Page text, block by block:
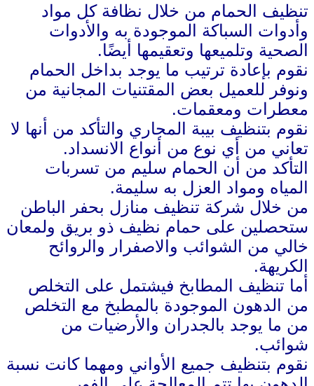
تنظيف الحمام من خلال نظافة كل مواد
وأدوات السباكة الموجودة به والأدوات
الصحية وتلميعها وتعقيمها أيضًا.
نقوم بإعادة ترتيب ما يوجد بداخل الحمام
ونوفر للعميل بعض المقتنيات المجانية من
معطرات ومعقمات.
نقوم بتنظيف بيبة المجاري والتأكد من أنها لا
تعاني من أي نوع من أنواع الانسداد.
التأكد من أن الحمام سليم من تسربات
المياه ومواد العزل به سليمة.
من خلال شركة تنظيف منازل بحفر الباطن
ستحصلين على حمام نظيف ذو بريق ولمعان
خالي من الشوائب والاصفرار والروائح
الكريهة.
أما تنظيف المطابخ فيشتمل على التخلص
من الدهون الموجودة بالمطبخ مع التخلص
من ما يوجد بالجدران والأرضيات من
شوائب.
نقوم بتنظيف جميع الأواني ومهما كانت نسبة